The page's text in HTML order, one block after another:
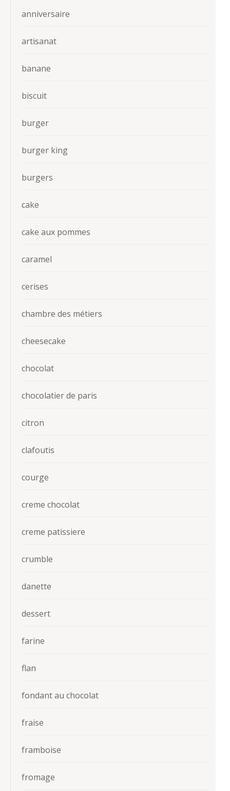
anniversaire
artisanat
banane
biscuit
burger
burger king
burgers
cake
cake aux pommes
caramel
cerises
chambre des métiers
cheesecake
chocolat
chocolatier de paris
citron
clafoutis
courge
creme chocolat
creme patissiere
crumble
danette
dessert
farine
flan
fondant au chocolat
fraise
framboise
fromage